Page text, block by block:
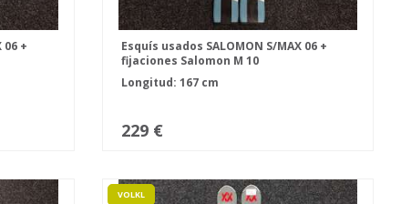
06 +
Esquís usados SALOMON S/MAX 06 +
fijaciones Salomon M 10
Longitud: 167 cm
229 €
VOLKL